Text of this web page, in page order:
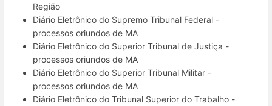
Região
Diário Eletrônico do Supremo Tribunal Federal -
processos oriundos de MA
Diário Eletrônico do Superior Tribunal de Justiça -
processos oriundos de MA
Diário Eletrônico do Superior Tribunal Militar -
processos oriundos de MA
Diário Eletrônico do Tribunal Superior do Trabalho -